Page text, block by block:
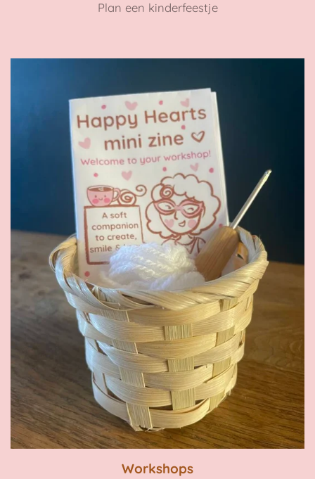
Plan een kinderfeestje
Workshops